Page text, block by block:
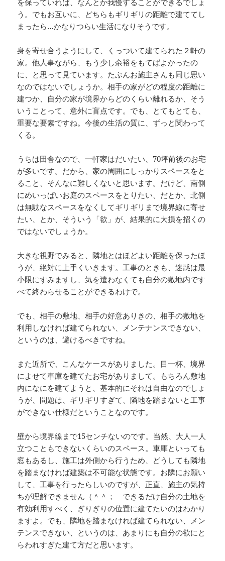
を保っていれば、なんとか我慢することができるでしょ
う。でもお互いに、どちらもギリギリの距離で建ててし
まったら…かなりつらい生活になりそうです。
身を寄せ合うようにして、くっついて建てられた２軒の
家。他人事ながら、もう少し余裕をもてばよかったの
に、と思って見ています。たぶんお施主さんも同じ思い
なのではないでしょうか。相手の家がどの程度の距離に
建つか、自分の家が境界からどのくらい離れるか、そう
いうことって、意外に盲点です。でも、とてもとても、
重要な要素ですね。今後の生活の質に、ずっと関わって
くる。
うちは田舎なので、一軒家はだいたい、70坪前後のお宅
が多いです。だから、家の周囲にしっかりスペースをと
ること、そんなに難しくないと思います。だけど、南側
にめいっぱいお庭のスペースをとりたい、だとか、北側
は無駄なスペースをなくしてギリギリまで境界線に寄せ
たい、とか、そういう「欲」が、結果的に大損を招くの
ではないでしょうか。
大きな視野でみると、隣地とはほどよい距離を保ったほ
うが、絶対に上手くいきます。工事のときも、迷惑は最
小限にすみますし、気を遣わなくても自分の敷地内です
べて終わらせることができるわけで。
でも、相手の敷地、相手の好意ありきの、相手の敷地を
利用しなければ建てられない、メンテナンスできない、
というのは、避けるべきですね。
また近所で、こんなケースがありました。目一杯、境界
によせて車庫を建てたお宅がありまして。もちろん敷地
内になにを建てようと、基本的にそれは自由なのでしょ
うが、問題は、ギリギリすぎて、隣地を踏まないと工事
ができない仕様だということなのです。
壁から境界線まで15センチないのです。当然、大人一人
立つこともできないくらいのスペース。車庫といっても
窓もあるし、施工は外側から行うため、どうしても隣地
を踏まなければ建築は不可能な状態です。お隣にお願い
して、工事を行ったらしいのですが、正直、施主の気持
ちが理解できません（＾＾； できるだけ自分の土地を
有効利用すべく、ぎりぎりの位置に建てたいのはわかり
ますよ。でも、隣地を踏まなければ建てられない、メン
テンスできない、というのは、あまりにも自分の欲にと
らわれすぎた建て方だと思います。